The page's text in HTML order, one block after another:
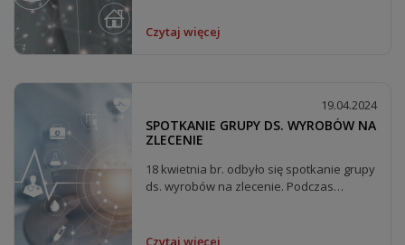
Czytaj więcej
19.04.2024
SPOTKANIE GRUPY DS. WYROBÓW NA
ZLECENIE
18 kwietnia br. odbyło się spotkanie grupy
ds. wyrobów na zlecenie. Podczas
Czytaj więcej